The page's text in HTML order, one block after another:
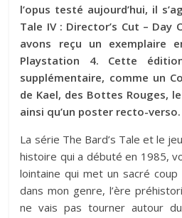
l’opus testé aujourd’hui, il
Tale IV : Director’s Cut – Day
avons reçu un exemplaire
Playstation 4. Cette
supplémentaire, comme un
de Kael, des Bottes Rouges,
ainsi qu’un poster recto-verso.
La série The Bard’s Tale et le
histoire qui a débuté en 1985,
lointaine qui met un sacré
dans mon genre, l’ère
ne vais pas tourner autour